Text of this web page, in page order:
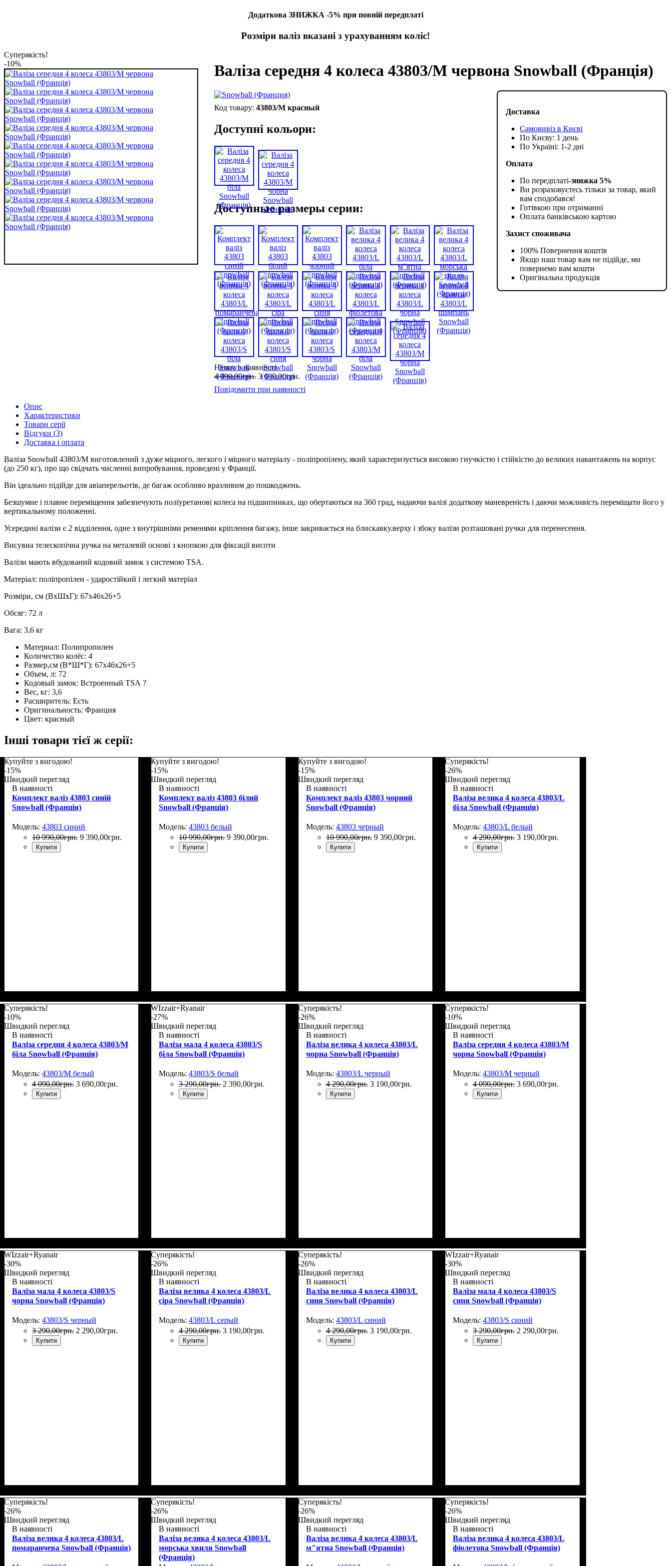
Додаткова ЗНИЖКА -5% при повній передплаті
Розміри валіз вказані з урахуванням коліс!
Суперякість!
-10%
Валіза середня 4 колеса 43803/M червона Snowball (Франція)
Доставка
Самовивіз в Києві
По Києву: 1 день
По Україні: 1-2 дні
Оплата
По передплаті-знижка 5%
Ви розраховуєтесь тільки за товар, який
вам сподобався!
Готівкою при отриманні
Оплата банківською картою
Захист споживача
100% Повернення коштів
Якщо наш товар вам не підійде, ми
повернемо вам кошти
Оригінальна продукція
43803/M красный
Доступні кольори:
Доступные размеры серии:
Немає в наявності
4 090,00грн. 3 690,00грн.
Повідомити при наявності
Опис
Характеристики
Товари серії
Відгуки (3)
Доставка і оплата
Валіза Snowball 43803/M виготовлений з дуже міцного, легкого і міцного матеріалу - поліпропілену, який характеризується високою гнучкістю і стійкістю до великих навантажень на корпус
(до 250 кг), про що свідчать численні випробування, проведені у Франції.
Він ідеально підійде для авіаперельотів, де багаж особливо вразливим до пошкоджень.
Безшумне і плавне переміщення забезпечують поліуретанові колеса на підшипниках, що обертаються на 360 град, надаючи валізі додаткову маневреність і даючи можливість переміщати його у
вертикальному положенні.
Усередині валізи є 2 відділення, одне з внутрішніми ременями кріплення багажу, інше закривається на блискавку.верху і збоку валізи розташовані ручки для перенесення.
Висувна телескопічна ручка на металевій основі з кнопкою для фіксації висоти
Валізи мають вбудований кодовий замок з системою TSA.
Матеріал: поліпропілен - ударостійкий і легкий матеріал
Розміри, см (ВхШхГ): 67х46х26+5
Обсяг: 72 л
Вага: 3,6 кг
Материал: Полипропилен
Количество колёс: 4
Размер,см (В*Ш*Г): 67х46х26+5
Объем, л: 72
Кодовый замок: Встроенный TSA ?
Вес, кг: 3,6
Расширитель: Есть
Оригинальность: Франция
Цвет: красный
Інші товари тієї ж серії:
Купуйте з вигодою!
-15%
Швидкий перегляд
В наявності
Комплект валіз 43803 синій
Snowball (Франція)
Модель: 43803 синий
10 990,00грн. 9 390,00грн.
Купити
Купуйте з вигодою!
-15%
Швидкий перегляд
В наявності
Комплект валіз 43803 білий
Snowball (Франція)
Модель:43803 белый
10 990,00грн. 9 390,00грн.
Купити
Купуйте з вигодою!
-15%
Швидкий перегляд
В наявності
Комплект валіз 43803 чорний
Snowball (Франція)
Модель: 43803 черный
10 990,00грн. 9 390,00грн.
Купити
Суперякість!
-26%
Швидкий перегляд
В наявності
Валіза велика 4 колеса 43803/L
біла Snowball (Франція)
Модель:43803/L белый
4 290,00грн. 3 190,00грн.
Купити
Суперякість!
-10%
Швидкий перегляд
В наявності
Валіза середня 4 колеса 43803/M
біла Snowball (Франція)
Модель: 43803/M белый
4 090,00грн. 3 690,00грн.
Купити
WIzzair+Ryanair
-27%
Швидкий перегляд
В наявності
Валіза мала 4 колеса 43803/S
біла Snowball (Франція)
Модель:43803/S белый
3 290,00грн. 2 390,00грн.
Купити
Суперякість!
-26%
Швидкий перегляд
В наявності
Валіза велика 4 колеса 43803/L
чорна Snowball (Франція)
Модель: 43803/L черный
4 290,00грн. 3 190,00грн.
Купити
Суперякість!
-10%
Швидкий перегляд
В наявності
Валіза середня 4 колеса 43803/M
чорна Snowball (Франція)
Модель:43803/M черный
4 090,00грн. 3 690,00грн.
Купити
WIzzair+Ryanair
-30%
Швидкий перегляд
В наявності
Валіза мала 4 колеса 43803/S
чорна Snowball (Франція)
Модель: 43803/S черный
3 290,00грн. 2 290,00грн.
Купити
Суперякість!
-26%
Швидкий перегляд
В наявності
Валіза велика 4 колеса 43803/L
сіра Snowball (Франція)
Модель:43803/L серый
4 290,00грн. 3 190,00грн.
Купити
Суперякість!
-26%
Швидкий перегляд
В наявності
Валіза велика 4 колеса 43803/L
синя Snowball (Франція)
Модель: 43803/L синий
4 290,00грн. 3 190,00грн.
Купити
WIzzair+Ryanair
-30%
Швидкий перегляд
В наявності
Валіза мала 4 колеса 43803/S
синя Snowball (Франція)
Модель:43803/S синий
3 290,00грн. 2 290,00грн.
Купити
Суперякість!
-26%
Швидкий перегляд
В наявності
Валіза велика 4 колеса 43803/L
помаранчева Snowball (Франція)
Суперякість!
-26%
Швидкий перегляд
В наявності
Валіза велика 4 колеса 43803/L
морська хвиля Snowball
(Франція)
Суперякість!
-26%
Швидкий перегляд
В наявності
Валіза велика 4 колеса 43803/L
м"ятна Snowball (Франція)
Суперякість!
-26%
Швидкий перегляд
В наявності
Валіза велика 4 колеса 43803/L
фіолетова Snowball (Франція)